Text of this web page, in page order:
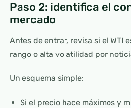
Paso 2: identifica el
mercado
Antes de entrar, revisa si el WTI
rango o alta volatilidad por
Un esquema simple:
Si el precio hace máximos y